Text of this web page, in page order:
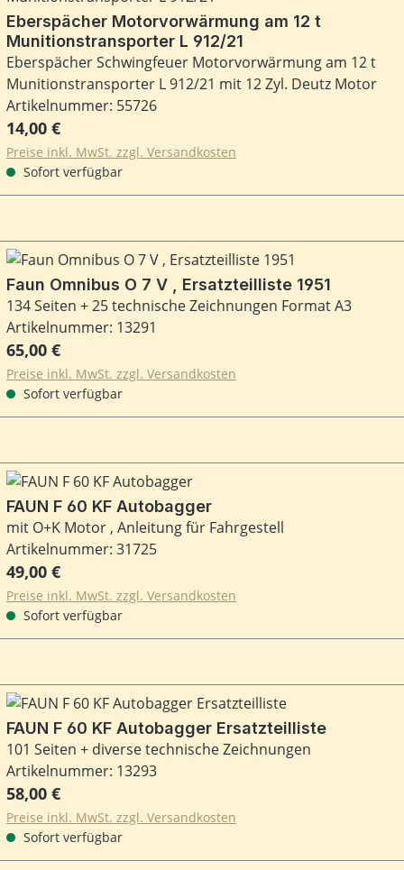
Eberspächer Motorvorwärmung am 12 t
Munitionstransporter L 912/21
Eberspächer Schwingfeuer Motorvorwärmung am 12 t
Munitionstransporter L 912/21 mit 12 Zyl. Deutz Motor
Artikelnummer: 55726
Regulärer Preis:
14,00 €
Preise inkl. MwSt. zzgl. Versandkosten
Sofort verfügbar
Faun Omnibus O 7 V , Ersatzteilliste 1951
134 Seiten + 25 technische Zeichnungen Format A3
Artikelnummer: 13291
Regulärer Preis:
65,00 €
Preise inkl. MwSt. zzgl. Versandkosten
Sofort verfügbar
FAUN F 60 KF Autobagger
mit O+K Motor , Anleitung für Fahrgestell
Artikelnummer: 31725
Regulärer Preis:
49,00 €
Preise inkl. MwSt. zzgl. Versandkosten
Sofort verfügbar
FAUN F 60 KF Autobagger Ersatzteilliste
101 Seiten + diverse technische Zeichnungen
Artikelnummer: 13293
Regulärer Preis:
58,00 €
Preise inkl. MwSt. zzgl. Versandkosten
Sofort verfügbar